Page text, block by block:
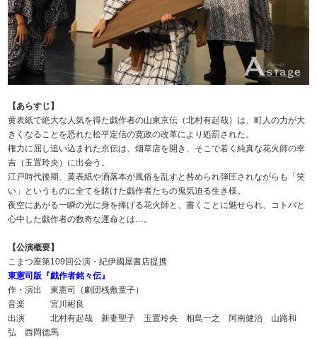
【あらすじ】
黄表紙で絶大な人気を得た戯作者の山東京伝（北村有起哉）は、町人の力が大
きくなることを恐れた松平定信の寛政の改革により処罰された。
権力に屈し追い込まれた京伝は、烟草店を開き、そこで若く純真な花火師の幸
吉（玉置玲央）に出会う。
江戸時代後期、黄表紙や洒落本が風俗を乱すと咎められ弾圧されながらも「笑
い」というものに全てを賭けた戯作者たちの鬼気迫る生き様。
夜空にあがる一瞬の光に身を捧げる花火師と、書くことに魅せられ、コトバと
心中した戯作者の数奇な運命とは…。
【公演概要】
こまつ座第109回公演・紀伊國屋書店提携
東憲司版『戯作者銘々伝』
作・演出 東憲司（劇団桟敷童子）
音楽 宮川彬良
出演 北村有起哉 新妻聖子 玉置玲央 相島一之 阿南健治 山路和
弘 西岡德馬